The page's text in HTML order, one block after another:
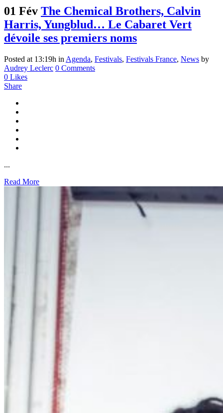
01 Fév The Chemical Brothers, Calvin
Harris, Yungblud… Le Cabaret Vert
dévoile ses premiers noms
Posted at 13:19h in Agenda, Festivals, Festivals France, News by
Audrey Leclerc 0 Comments
0 Likes
Share
...
Read More